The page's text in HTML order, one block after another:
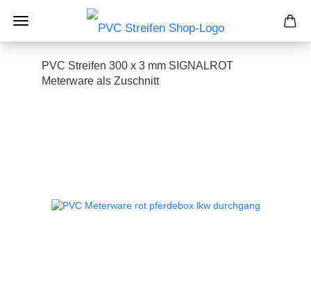
PVC Streifen 300 x 3 mm SIGNALROT
Meterware als Zuschnitt